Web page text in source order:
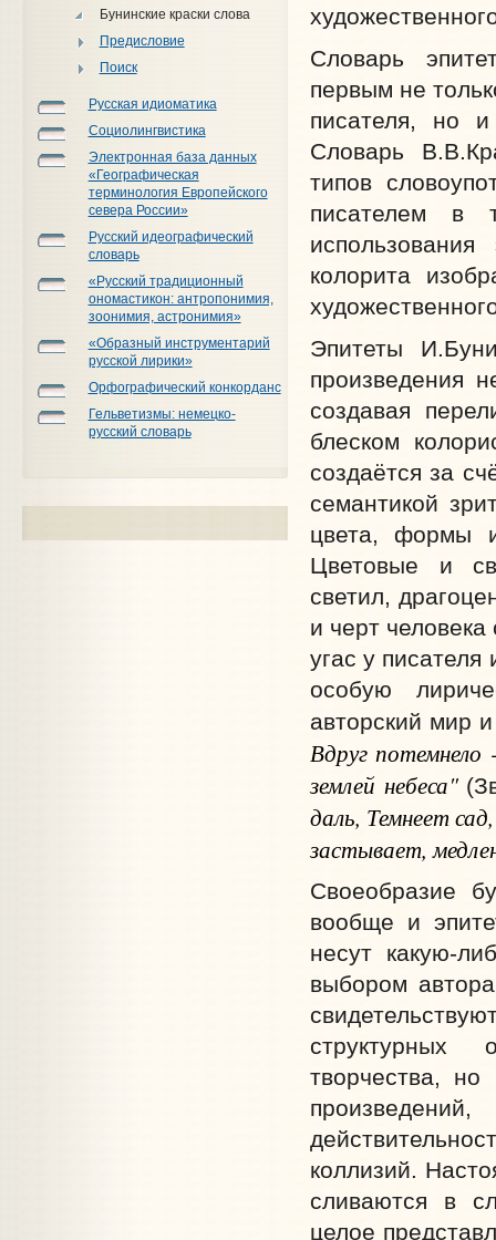
Бунинские краски слова
Предисловие
Поиск
Русская идиоматика
Социолингвистика
Электронная база данных
«Географическая
терминология Европейского
севера России»
Русский идеографический
словарь
«Русский традиционный
ономастикон: антропонимия,
зоонимия, астронимия»
«Образный инструментарий
русской лирики»
Орфографический конкорданс
Гельветизмы: немецко-
русский словарь
Словарь
первым не
писателя, но и
Словарь
типов
писателем в
колорита
Эпитеты
произведения
создавая
блеском
создаётся за
семантикой
цвета, формы
Цветовые и
светил,
и черт
угас у
особую
авторский мир
Вдруг
землей небеса"
даль, Темнеет
застывает,
Своеобразие
вообще и
несут какую-
выбором
структурных
творчества,
коллизий.
сливаются в
целое